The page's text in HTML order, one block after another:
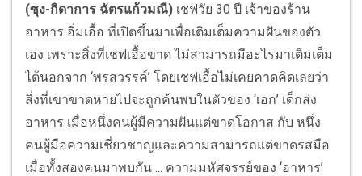
(ซุง-กิดาการ ฉัตรแก้วมณี) เชฟวัย 30 ปี เจ้าของร้าน
อาหาร อิ่มเอื้อ ที่เปิดขึ้นมาเพื่อเติมเต็มความฝันของตัว
เอง เพราะสิ่งที่เชฟเอื้อขาด ไม่สามารถมีอะไรมาเติมเต็ม
ได้นอกจาก ‘พรสวรรค์’ โดยเชฟเอื้อไม่เคยคาดคิดเลยว่า
สิ่งที่เขาขาดหายไปจะถูกค้นพบในตัวของ ‘เอก’ เด็กส่ง
อาหาร เมื่อหนึ่งคนผู้มีความฝันแต่ขาดโอกาส กับ หนึ่ง
คนผู้มือความเชี่ยวชาญและความสามารถแต่ขาดรสมือ
เมื่อทั้งสองคนมาพบกัน ... ความมหัศจรรย์ของ ‘อาหาร’